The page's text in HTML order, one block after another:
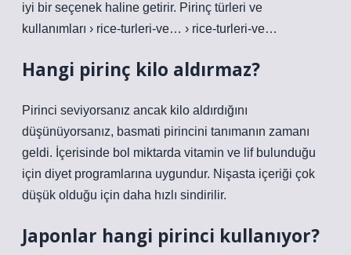
iyi bir seçenek haline getirir. Pirinç türleri ve
kullanımları › rice-turleri-ve… › rice-turleri-ve…
Hangi pirinç kilo aldırmaz?
Pirinci seviyorsanız ancak kilo aldırdığını
düşünüyorsanız, basmati pirincini tanımanın zamanı
geldi. İçerisinde bol miktarda vitamin ve lif bulunduğu
için diyet programlarına uygundur. Nişasta içeriği çok
düşük olduğu için daha hızlı sindirilir.
Japonlar hangi pirinci kullanıyor?